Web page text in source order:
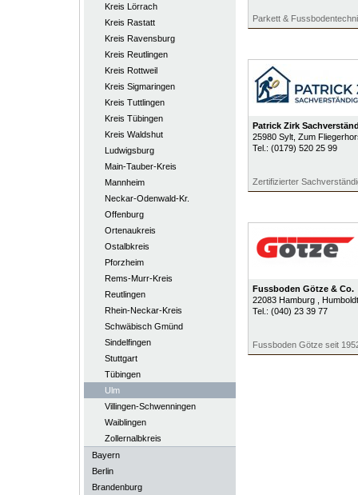
Kreis Lörrach
Kreis Rastatt
Kreis Ravensburg
Kreis Reutlingen
Kreis Rottweil
Kreis Sigmaringen
Kreis Tuttlingen
Kreis Tübingen
Kreis Waldshut
Ludwigsburg
Main-Tauber-Kreis
Mannheim
Neckar-Odenwald-Kr.
Offenburg
Ortenaukreis
Ostalbkreis
Pforzheim
Rems-Murr-Kreis
Reutlingen
Rhein-Neckar-Kreis
Schwäbisch Gmünd
Sindelfingen
Stuttgart
Tübingen
Ulm
Villingen-Schwenningen
Waiblingen
Zollernalbkreis
Bayern
Berlin
Brandenburg
Parkett &
Patrick Zirk
25980 Sylt, Zum
Tel.: (0179) 520 25 99
Zertifizierter
Fussboden Götze & Co.
22083 Hamburg
,
Tel.: (040) 23 39 77
Fussboden Götze seit